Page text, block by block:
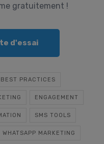
gratuitement !
d'essai
PRACTICES
ENGAGEMENT
SMS TOOLS
WHATSAPP MARKETING